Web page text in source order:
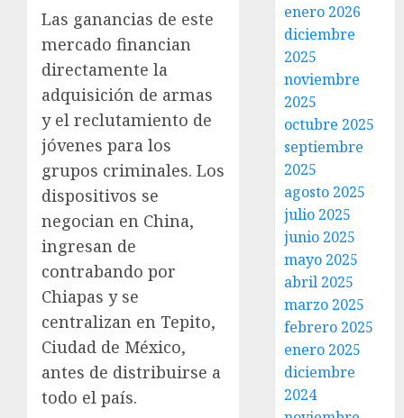
Las ganancias de este
mercado financian
directamente la
adquisición de armas
y el reclutamiento de
jóvenes para los
grupos criminales. Los
dispositivos se
negocian en China,
ingresan de
contrabando por
Chiapas y se
centralizan en Tepito,
Ciudad de México,
antes de distribuirse a
todo el país.
enero 2026
diciembre
2025
noviembre
2025
octubre 2025
septiembre
2025
agosto 2025
julio 2025
junio 2025
mayo 2025
abril 2025
marzo 2025
febrero 2025
enero 2025
diciembre
2024